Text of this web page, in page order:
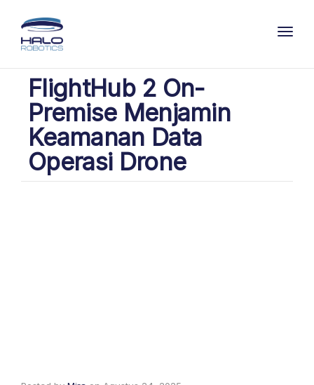
FlightHub 2 On-
Premise Menjamin
Keamanan Data
Operasi Drone